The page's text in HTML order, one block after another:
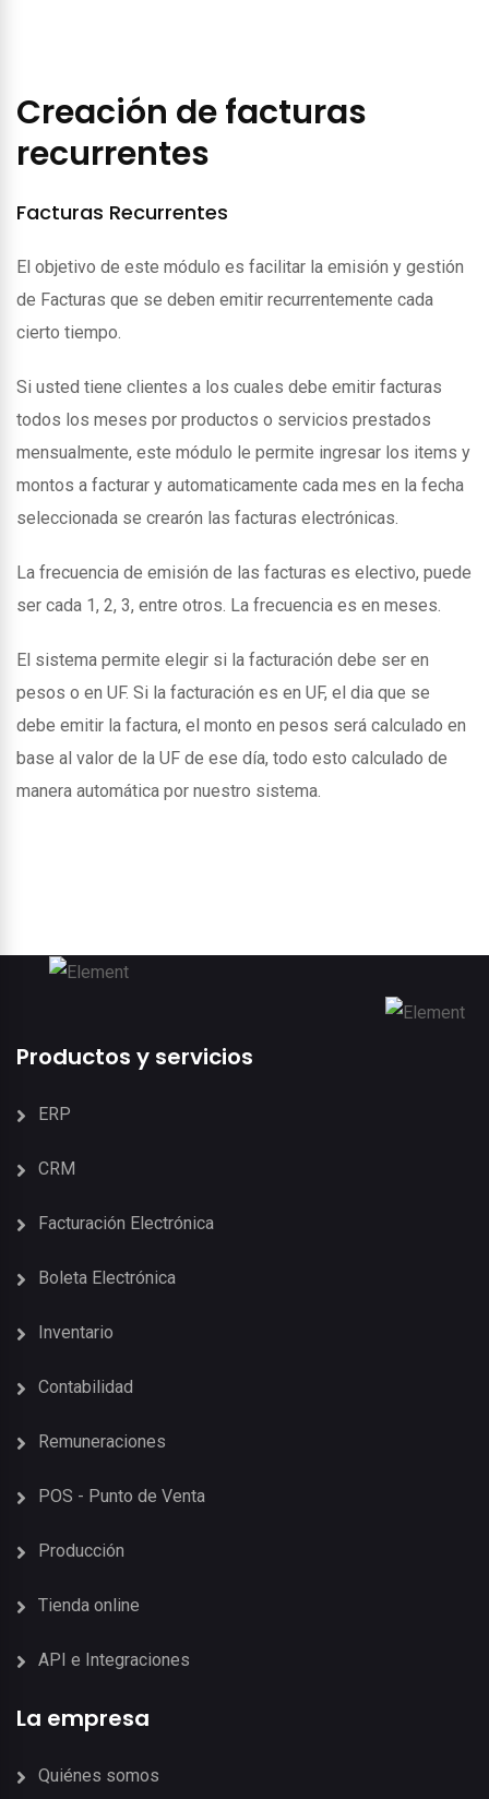
Creación de facturas
recurrentes
Facturas Recurrentes
El objetivo de este módulo es facilitar la emisión y gestión
de Facturas que se deben emitir recurrentemente cada
cierto tiempo.
Si usted tiene clientes a los cuales debe emitir facturas
todos los meses por productos o servicios prestados
mensualmente, este módulo le permite ingresar los items y
montos a facturar y automaticamente cada mes en la fecha
seleccionada se crearón las facturas electrónicas.
La frecuencia de emisión de las facturas es electivo, puede
ser cada 1, 2, 3, entre otros. La frecuencia es en meses.
El sistema permite elegir si la facturación debe ser en
pesos o en UF. Si la facturación es en UF, el dia que se
debe emitir la factura, el monto en pesos será calculado en
base al valor de la UF de ese día, todo esto calculado de
manera automática por nuestro sistema.
Productos y servicios
ERP
CRM
Facturación Electrónica
Boleta Electrónica
Inventario
Contabilidad
Remuneraciones
POS - Punto de Venta
Producción
Tienda online
API e Integraciones
La empresa
Quiénes somos